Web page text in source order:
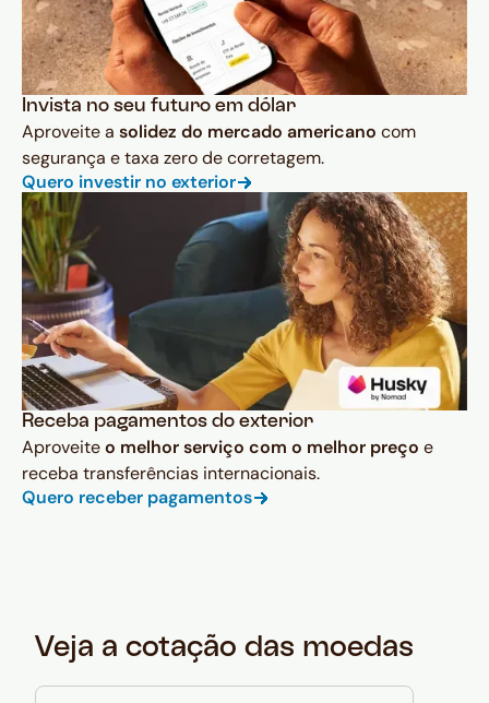
Invista no seu futuro em dólar
Aproveite a solidez do mercado americano com
segurança e taxa zero de corretagem.
Quero investir no exterior
Receba pagamentos do exterior
Aproveiteo melhor serviço com o melhor preço e
receba transferências internacionais.
Quero receber pagamentos
Veja a cotação das moedas